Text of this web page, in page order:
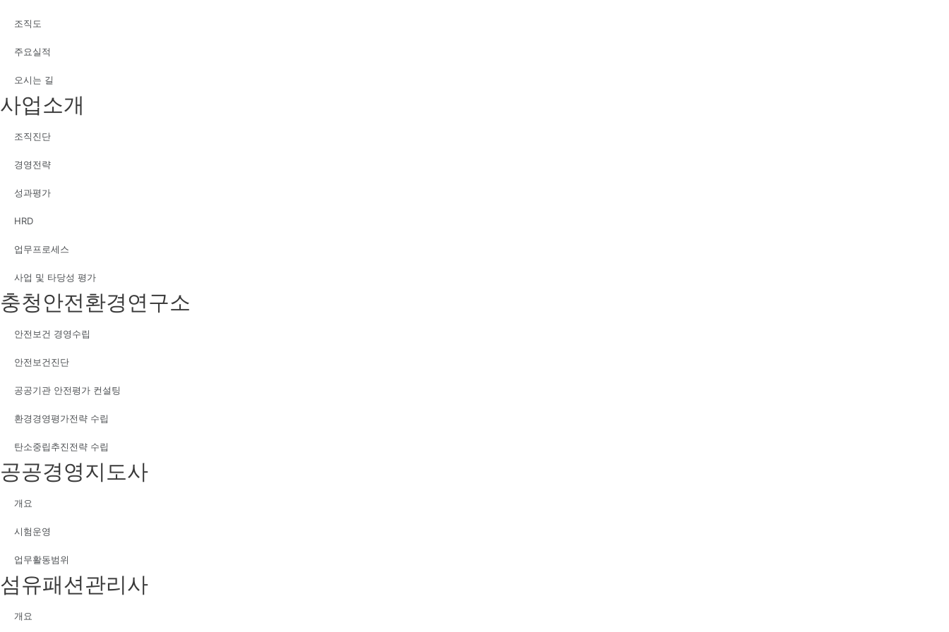
조직도
주요실적
오시는 길
사업소개
조직진단
경영전략
성과평가
HRD
업무프로세스
사업 및 타당성 평가
충청안전환경연구소
안전보건 경영수립
안전보건진단
공공기관 안전평가 컨설팅
환경경영평가전략 수립
탄소중립추진전략 수립
공공경영지도사
개요
시험운영
업무활동범위
섬유패션관리사
개요